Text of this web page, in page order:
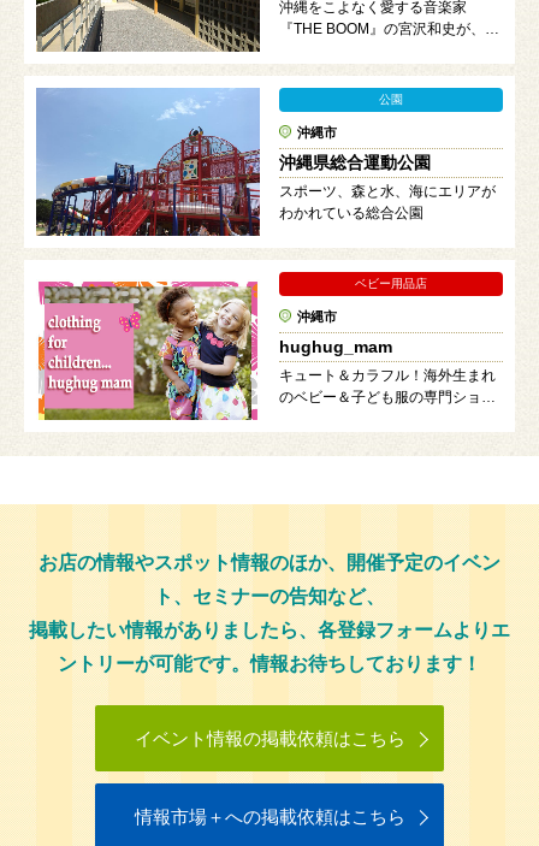
沖縄をこよなく愛する音楽家
『THE BOOM』の宮沢和史が、コ
デュース。
公園
沖縄市
沖縄県総合運動公園
スポーツ、森と水、海にエリアが
わかれている総合公園
ベビー用品店
沖縄市
hughug_mam
キュート＆カラフル！海外生まれ
のベビー＆子ども服の専門ショッ
お店の情報やスポット情報のほか、開催予定のイベン
ト、セミナーの告知など、
掲載したい情報がありましたら、各登録フォームよりエ
ントリーが可能です。情報お待ちしております！
イベント情報の掲載依頼はこちら
情報市場＋への掲載依頼はこちら